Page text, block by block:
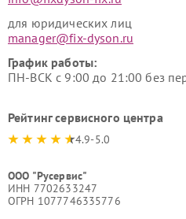
для юридических лиц
manager@fix-dyson.ru
График работы:
ПН-ВСК с 9:00 до 21:00 без
Рейтинг сервисного центра
4.9-5.0
ООО "Русервис"
ИНН 7702633247
ОГРН 1077746335776